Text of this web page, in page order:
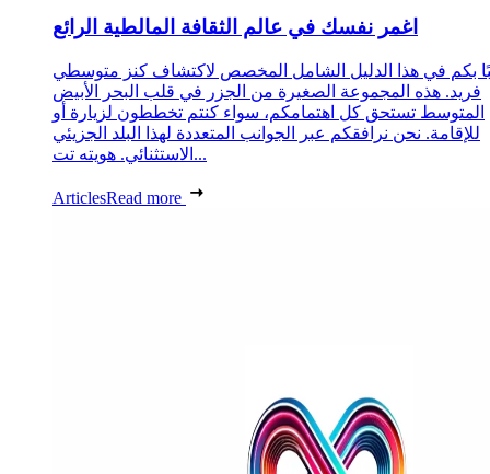
اغمر نفسك في عالم الثقافة المالطية الرائع
بكم في هذا الدليل الشامل المخصص لاكتشاف كنز متوسطي
فريد. هذه المجموعة الصغيرة من الجزر في قلب البحر الأبيض
المتوسط تستحق كل اهتمامكم، سواء كنتم تخططون لزيارة أو
للإقامة. نحن نرافقكم عبر الجوانب المتعددة لهذا البلد الجزيئي
الاستثنائي. هويته تت...
ArticlesRead more